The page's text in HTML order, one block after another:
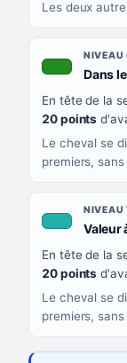
Les deux
NIVEAU
Dans
En tête de la
20 points
Le cheval se
premiers,
NIVEAU
Valeur
En tête de la
20 points
Le cheval se
premiers,